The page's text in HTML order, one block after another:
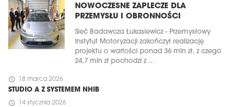
NOWOCZESNE ZAPLECZE DLA
PRZEMYSŁU I OBRONNOŚCI
Sieć Badawcza Łukasiewicz - Przemysłowy
Instytut Motoryzacji zakończył realizację
projektu o wartości ponad 36 mln zł, z czego
24,7 mln zł pochodzi z ...
schedule 18 marca 2026
STUDIO A Z SYSTEMEM NHIB
schedule 14 stycznia 2026